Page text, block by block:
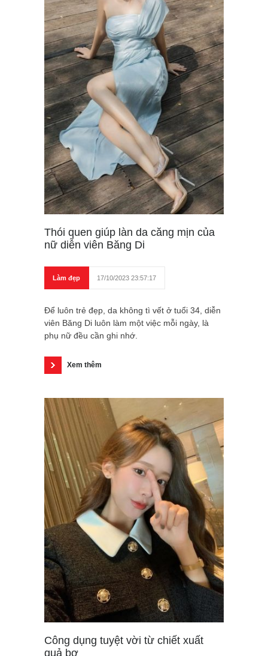
Thói quen giúp làn da căng mịn của
nữ diễn viên Băng Di
Làm đẹp 17/10/2023 23:57:17
Để luôn trẻ đẹp, da không tì vết ở tuổi 34, diễn
viên Băng Di luôn làm một việc mỗi ngày, là
phụ nữ đều cần ghi nhớ.
Xem thêm
Công dụng tuyệt vời từ chiết xuất
quả bơ